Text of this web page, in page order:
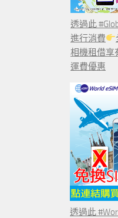
透過此
進行消費
相機租借享
運費優惠
透過此